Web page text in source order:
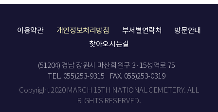
이용약관 개인정보처리방침 부서별연락처
방문안내
찾아오시는길
(51204) 경남 창원시 마산회원구 3·15성역로 75
TEL. 055)253-9315
FAX. 055)253-0319
Copyright 2020 MARCH 15TH NATIONAL CEMETERY. ALL
RIGHTS RESERVED.